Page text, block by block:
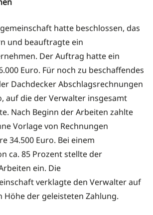
hatte beschlossen, das
und beauftragte ein
Der Auftrag hatte ein
Euro. Für noch zu beschaffendes
Dachdecker Abschlagsrechnungen
auf die der Verwalter insgesamt
Nach Beginn der Arbeiten zahlte
Vorlage von Rechnungen
34.500 Euro. Bei einem
ca. 85 Prozent stellte der
ein. Die
verklagte den Verwalter auf
Höhe der geleisteten Zahlung.